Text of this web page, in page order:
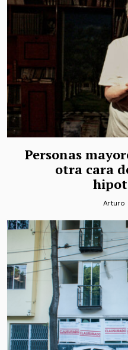
Personas
otra cara
Arturo